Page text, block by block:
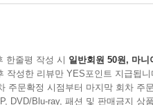
한줄평 작성 시 일반회원 50원, 마니
작성한 리뷰만 YES포인트 지급됩니
주문확정 시점부터 마지막 회차 주
DVD/Blu-ray, 패션 및 판매금지 상